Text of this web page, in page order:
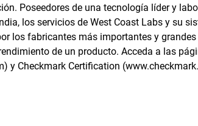
Poseedores de una tecnología líder y
los servicios de West Coast Labs y su
los fabricantes más importantes y
de un producto. Acceda a las
y Checkmark Certification